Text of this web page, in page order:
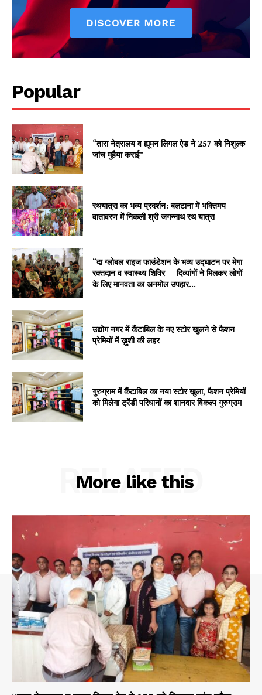
Popular
“तारा नेत्रालय व ह्यूमन लिगल ऐड ने 257 को निशुल्क
जांच मुहैया कराई”
रथयात्रा का भव्य प्रदर्शन: बलटाना में भक्तिमय
वातावरण में निकली श्री जगन्नाथ रथ यात्रा
“दा ग्लोबल राइज फाउंडेशन के भव्य उद्घाटन पर मेगा
रक्तदान व स्वास्थ्य शिविर — दिव्यांगों ने मिलकर लोगों
के लिए मानवता का अनमोल उपहार...
उद्योग नगर में कैंटाबिल के नए स्टोर खुलने से फैशन
प्रेमियों में ख़ुशी की लहर
गुरुग्राम में कैंटाबिल का नया स्टोर खुला, फैशन प्रेमियों
को मिलेगा ट्रेंडी परिधानों का शानदार विकल्प गुरुग्राम
More like this
RELATED